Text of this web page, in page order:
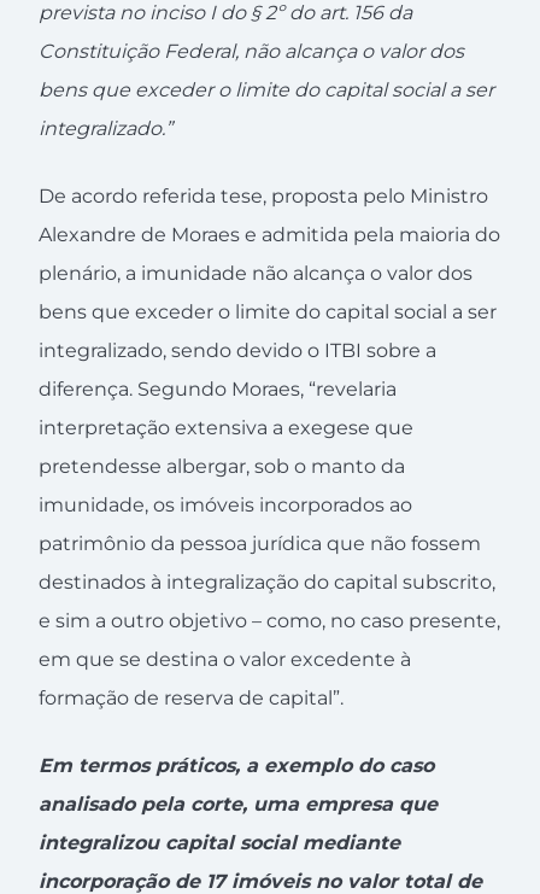
prevista no inciso I do § 2º do art. 156 da
Constituição Federal, não alcança o valor dos
bens que exceder o limite do capital social a ser
integralizado.”
De acordo referida tese, proposta pelo Ministro
Alexandre de Moraes e admitida pela maioria do
plenário, a imunidade não alcança o valor dos
bens que exceder o limite do capital social a ser
integralizado, sendo devido o ITBI sobre a
diferença. Segundo Moraes, “revelaria
interpretação extensiva a exegese que
pretendesse albergar, sob o manto da
imunidade, os imóveis incorporados ao
patrimônio da pessoa jurídica que não fossem
destinados à integralização do capital subscrito,
e sim a outro objetivo – como, no caso presente,
em que se destina o valor excedente à
formação de reserva de capital”.
Em termos práticos, a exemplo do caso
analisado pela corte, uma empresa que
integralizou capital social mediante
incorporação de 17 imóveis no valor total de